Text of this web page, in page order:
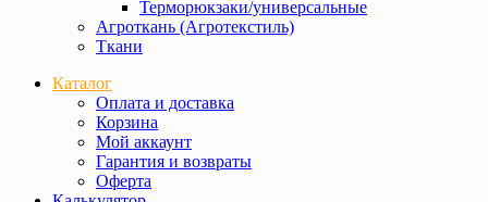
Терморюкзаки/универсальные
Агроткань (Агротекстиль)
Ткани
Каталог
Оплата и доставка
Корзина
Мой аккаунт
Гарантия и возвраты
Оферта